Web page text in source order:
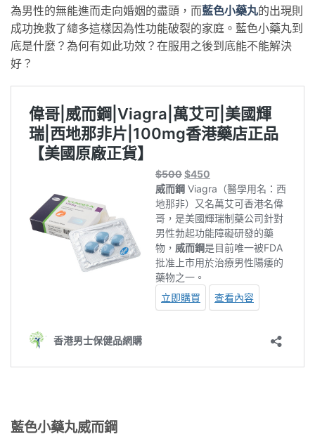
為男性的無能進而走向婚姻的盡頭，而藍色小藥丸的出現則
成功挽救了總多這樣因為性功能破裂的家庭。藍色小藥丸到
底是什麼？為何有如此功效？在服用之後到底能不能解決
好？
藍色小藥丸威而鋼